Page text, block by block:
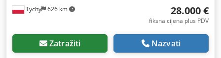
Tychy 626 km 28.000 €
fiksna cijena plus PDV
Zatražiti Nazvati